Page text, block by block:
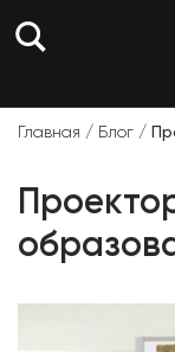
Главная / Блог /